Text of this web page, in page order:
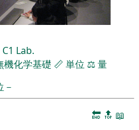
C1 Lab.
機化学基礎 📏 単位 ⚖️量
🔚 🔝 📖